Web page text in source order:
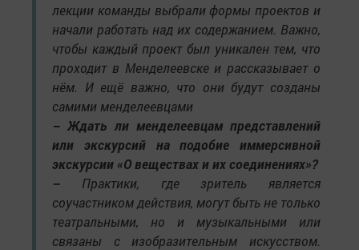
лекции команды выбрали формы проектов и
начали работать над их содержанием. Важно,
чтобы каждый проект был уникален тем, что
проходит в Менделеевске и рассказывает о
нём. И ещё важно, что они будут созданы
самими менделеевцами
– Ждать ли менделеевцам представлений
или экскурсий на подобие иммерсивной
экскурсии «О веществах и их соединениях»?
– Практики, где зритель является
соучастником действия, могут быть не только
театральными, но и музыкальными или
связаны с изобразительным искусством.